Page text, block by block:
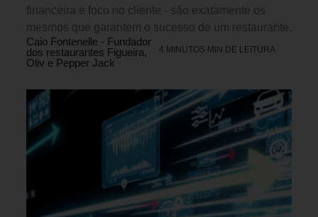
financeira e foco no cliente - são exatamente os
mesmos que garantem o sucesso de um restaurante.
Caio Fontenelle - Fundador
dos restaurantes Figueira,
Oliv e Pepper Jack
4 MINUTOS MIN DE LEITURA